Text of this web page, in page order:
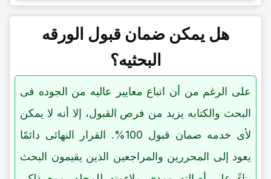
هل یمکن ضمان قبول الورقه
البحثیه؟
على الرغم من أن اتباع معاییر عالیه من الجوده فی
البحث والکتابه یزید من فرص القبول، إلا أنه لا یمکن
لأی خدمه ضمان قبول 100%. القرار النهائی دائمًا
یعود إلى المحررین والمراجعین الذین یقیمون البحث